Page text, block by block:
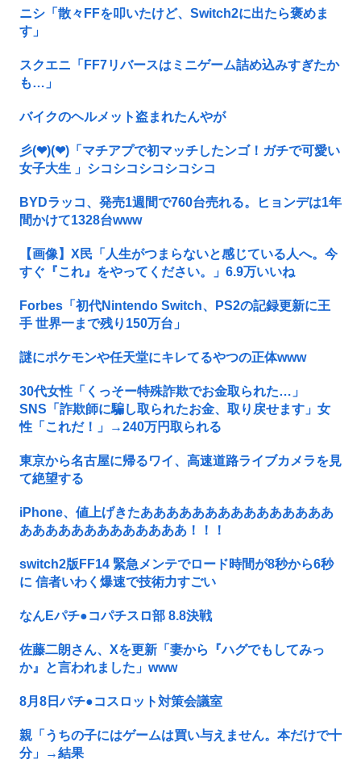
ニシ「散々FFを叩いたけど、Switch2に出たら褒めま
す」
スクエニ「FF7リバースはミニゲーム詰め込みすぎたか
も…」
バイクのヘルメット盗まれたんやが
彡(❤︎)(❤︎)「マチアプで初マッチしたンゴ！ガチで可愛い
女子大生 」シコシコシコシコシコ
BYDラッコ、発売1週間で760台売れる。ヒョンデは1年
間かけて1328台www
【画像】X民「人生がつまらないと感じている人へ。今
すぐ『これ』をやってください。」6.9万いいね
Forbes「初代Nintendo Switch、PS2の記録更新に王
手 世界一まで残り150万台」
謎にポケモンや任天堂にキレてるやつの正体www
30代女性「くっそー特殊詐欺でお金取られた…」
SNS「詐欺師に騙し取られたお金、取り戻せます」女
性「これだ！」→240万円取られる
東京から名古屋に帰るワイ、高速道路ライブカメラを見
て絶望する
iPhone、値上げきたあああああああああああああああ
あああああああああああああ！！！
switch2版FF14 緊急メンテでロード時間が8秒から6秒
に 信者いわく爆速で技術力すごい
なんEパチ●コパチスロ部 8.8決戦
佐藤二朗さん、Xを更新「妻から『ハグでもしてみっ
か』と言われました」www
8月8日パチ●コスロット対策会議室
親「うちの子にはゲームは買い与えません。本だけで十
分」→結果